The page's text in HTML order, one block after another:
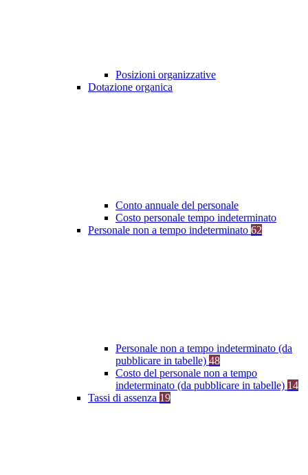
Posizioni organizzative
Dotazione organica
Conto annuale del personale
Costo personale tempo indeterminato
Personale non a tempo indeterminato 62
Personale non a tempo indeterminato (da
pubblicare in tabelle) 48
Costo del personale non a tempo
indeterminato (da pubblicare in tabelle) 14
Tassi di assenza 19